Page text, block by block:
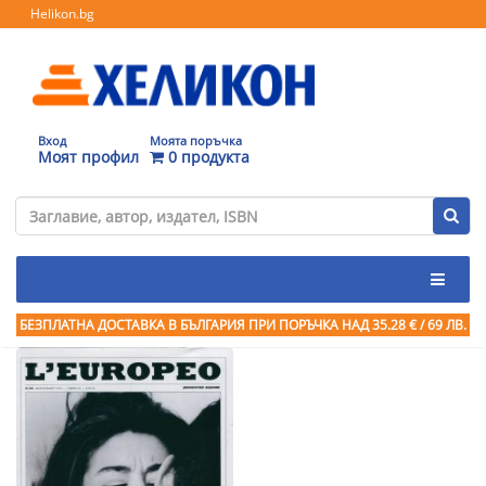
Helikon.bg
Вход
Моят профил
Моята поръчка
0 продукта
БЕЗПЛАТНА ДОСТАВКА В БЪЛГАРИЯ ПРИ ПОРЪЧКА НАД 35.28 € / 69 ЛВ.